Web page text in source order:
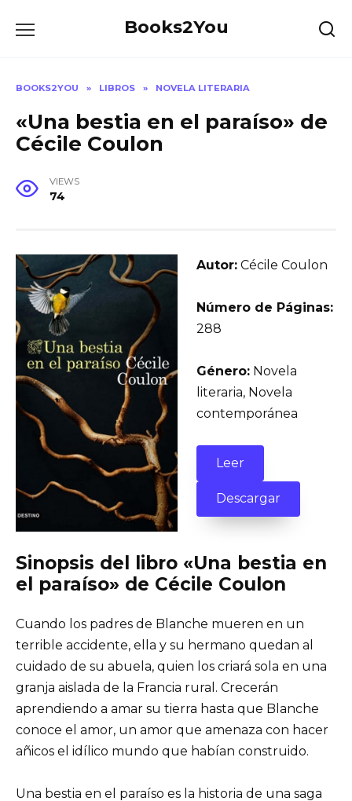
Books2You
BOOKS2YOU » LIBROS » NOVELA LITERARIA
«Una bestia en el paraíso» de
Cécile Coulon
VIEWS
74
Autor: Cécile Coulon
Número de Páginas:
288
Género: Novela
literaria, Novela
contemporánea
Leer
Descargar
Sinopsis del libro «Una bestia en
el paraíso» de Cécile Coulon
Cuando los padres de Blanche mueren en un
terrible accidente, ella y su hermano quedan al
cuidado de su abuela, quien los criará sola en una
granja aislada de la Francia rural. Crecerán
aprendiendo a amar su tierra hasta que Blanche
conoce el amor, un amor que amenaza con hacer
añicos el idílico mundo que habían construido.
Una bestia en el paraíso es la historia de una saga